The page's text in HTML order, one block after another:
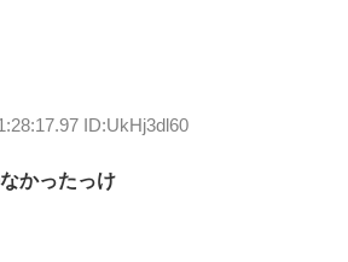
ID:UkHj3dl60
かったっけ